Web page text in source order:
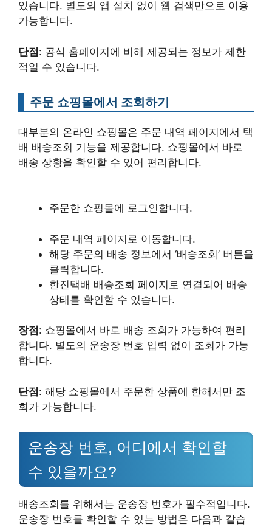
있습니다. 별도의 앱 설치 없이 웹 검색만으로 이용
가능합니다.
단점: 공식 홈페이지에 비해 제공되는 정보가 제한
적일 수 있습니다.
주문 쇼핑몰에서 조회하기
대부분의 온라인 쇼핑몰은 주문 내역 페이지에서 택
배 배송조회 기능을 제공합니다. 쇼핑몰에서 바로
배송 상황을 확인할 수 있어 편리합니다.
주문한 쇼핑몰에 로그인합니다.
주문 내역 페이지로 이동합니다.
해당 주문의 배송 정보에서 ‘배송조회’ 버튼을
클릭합니다.
한진택배 배송조회 페이지로 연결되어 배송
상태를 확인할 수 있습니다.
장점 : 쇼핑몰에서 바로 배송 조회가 가능하여 편리
합니다. 별도의 운송장 번호 입력 없이 조회가 가능
합니다.
단점: 해당 쇼핑몰에서 주문한 상품에 한해서만 조
회가 가능합니다.
운송장 번호, 어디에서 확인할
수 있을까요?
배송조회를 위해서는 운송장 번호가 필수적입니다.
운송장 번호를 확인할 수 있는 방법은 다음과 같습